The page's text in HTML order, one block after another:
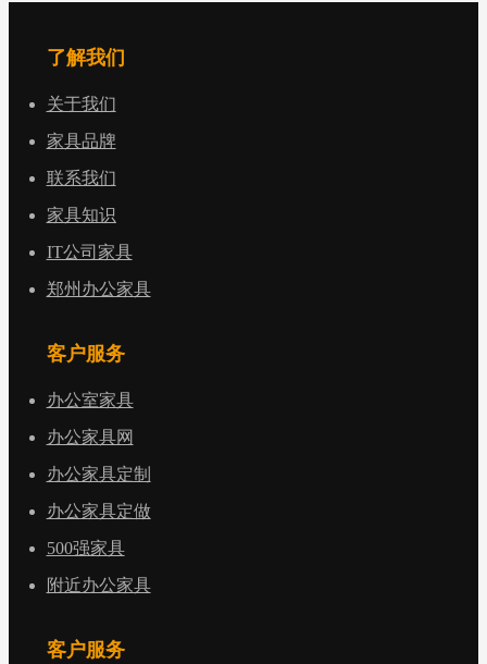
了解我们
关于我们
家具品牌
联系我们
家具知识
IT公司家具
郑州办公家具
客户服务
办公室家具
办公家具网
办公家具定制
办公家具定做
500强家具
附近办公家具
客户服务